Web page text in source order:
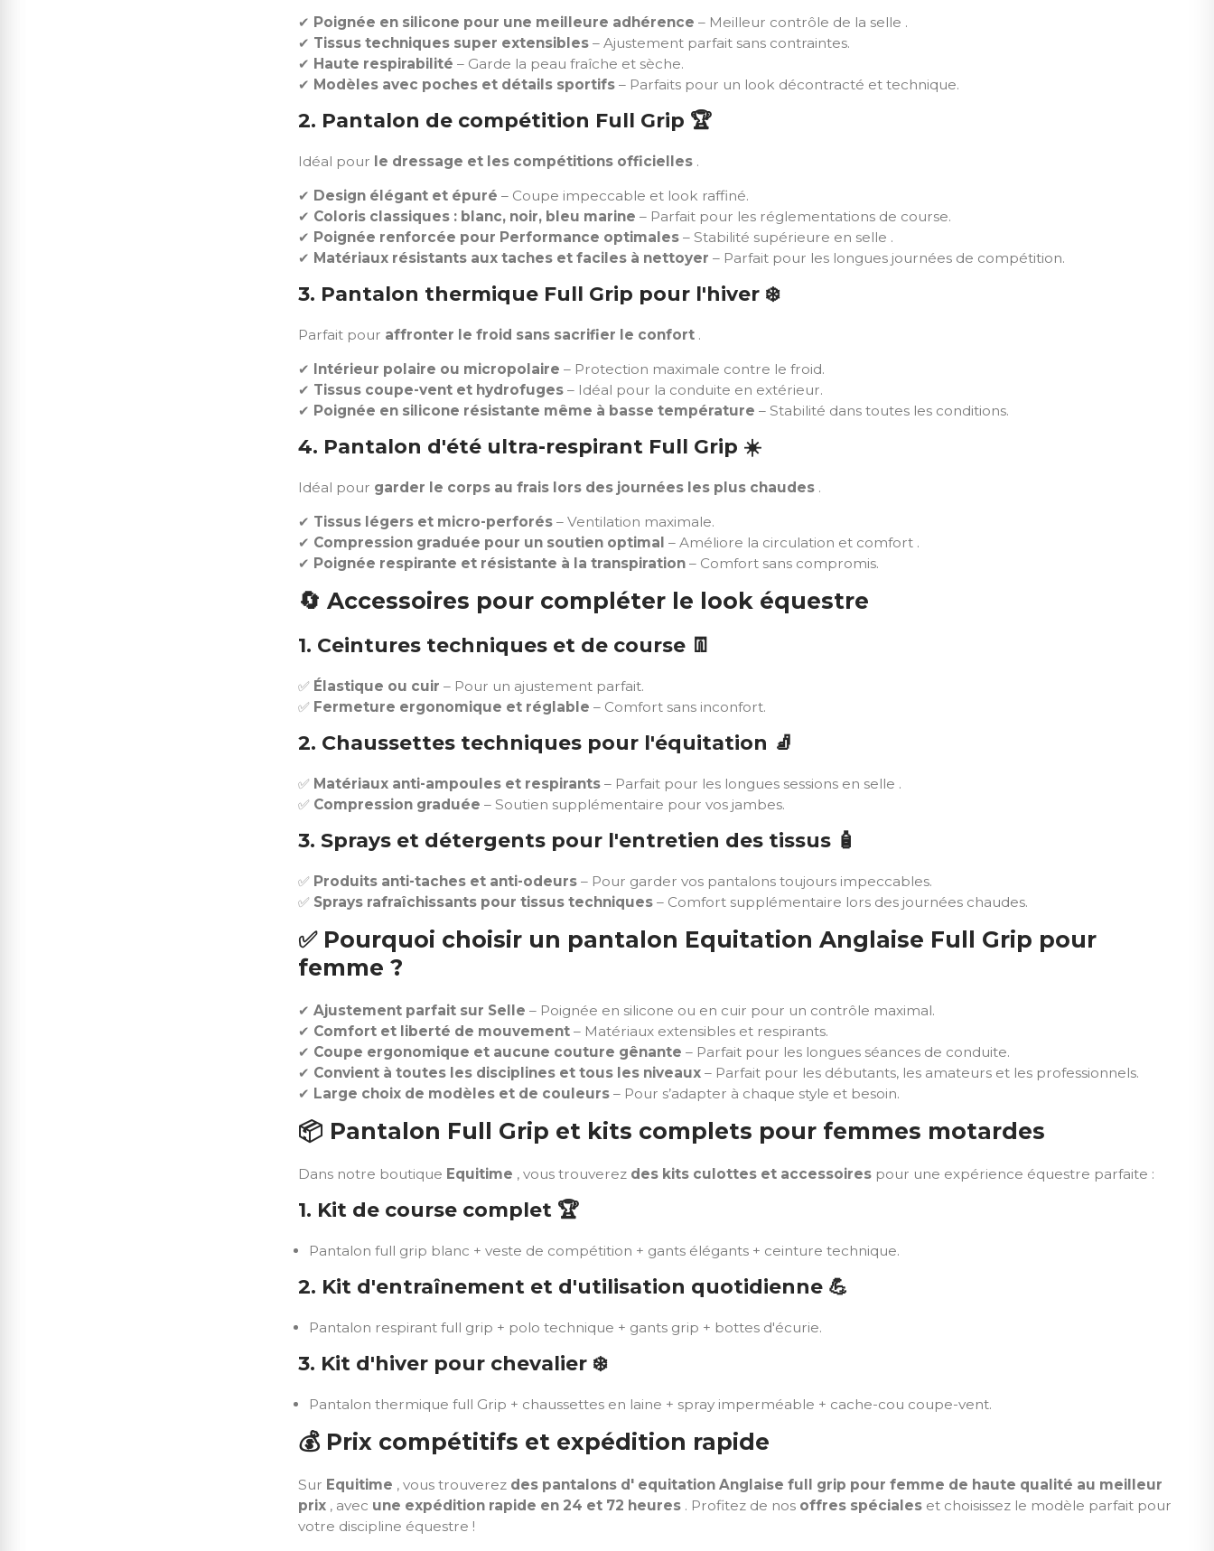
✔ Poignée en silicone pour une meilleure adhérence – Meilleur contrôle de la selle .
✔ Tissus techniques super extensibles – Ajustement parfait sans contraintes.
✔ Haute respirabilité – Garde la peau fraîche et sèche.
✔ Modèles avec poches et détails sportifs – Parfaits pour un look décontracté et technique.
2. Pantalon de compétition Full Grip 🏆
Idéal pour le dressage et les compétitions officielles .
✔ Design élégant et épuré – Coupe impeccable et look raffiné.
✔ Coloris classiques : blanc, noir, bleu marine – Parfait pour les réglementations de course.
✔ Poignée renforcée pour Performance optimales – Stabilité supérieure en selle .
✔ Matériaux résistants aux taches et faciles à nettoyer – Parfait pour les longues journées de compétition.
3. Pantalon thermique Full Grip pour l'hiver ❄️
Parfait pour affronter le froid sans sacrifier le confort .
✔ Intérieur polaire ou micropolaire – Protection maximale contre le froid.
✔ Tissus coupe-vent et hydrofuges – Idéal pour la conduite en extérieur.
✔ Poignée en silicone résistante même à basse température – Stabilité dans toutes les conditions.
4. Pantalon d'été ultra-respirant Full Grip ☀️
Idéal pour garder le corps au frais lors des journées les plus chaudes .
✔ Tissus légers et micro-perforés – Ventilation maximale.
✔ Compression graduée pour un soutien optimal – Améliore la circulation et comfort .
✔ Poignée respirante et résistante à la transpiration – Comfort sans compromis.
🔄 Accessoires pour compléter le look équestre
1. Ceintures techniques et de course 👖
✅ Élastique ou cuir – Pour un ajustement parfait.
✅ Fermeture ergonomique et réglable – Comfort sans inconfort.
2. Chaussettes techniques pour l'équitation 🧦
✅ Matériaux anti-ampoules et respirants – Parfait pour les longues sessions en selle .
✅ Compression graduée – Soutien supplémentaire pour vos jambes.
3. Sprays et détergents pour l'entretien des tissus 🧴
✅ Produits anti-taches et anti-odeurs – Pour garder vos pantalons toujours impeccables.
✅ Sprays rafraîchissants pour tissus techniques – Comfort supplémentaire lors des journées chaudes.
✅ Pourquoi choisir un pantalon Equitation Anglaise Full Grip pour
femme ?
✔ Ajustement parfait sur Selle – Poignée en silicone ou en cuir pour un contrôle maximal.
✔ Comfort et liberté de mouvement – Matériaux extensibles et respirants.
✔ Coupe ergonomique et aucune couture gênante – Parfait pour les longues séances de conduite.
✔ Convient à toutes les disciplines et tous les niveaux – Parfait pour les débutants, les amateurs et les professionnels.
✔ Large choix de modèles et de couleurs – Pour s’adapter à chaque style et besoin.
📦 Pantalon Full Grip et kits complets pour femmes motardes
Dans notre boutique Equitime , vous trouverez des kits culottes et accessoires pour une expérience équestre parfaite :
1. Kit de course complet 🏆
Pantalon full grip blanc + veste de compétition + gants élégants + ceinture technique.
2. Kit d'entraînement et d'utilisation quotidienne 💪
Pantalon respirant full grip + polo technique + gants grip + bottes d'écurie.
3. Kit d'hiver pour chevalier ❄️
Pantalon thermique full Grip + chaussettes en laine + spray imperméable + cache-cou coupe-vent.
💰 Prix compétitifs et expédition rapide
Sur Equitime , vous trouverez des pantalons d' equitation Anglaise full grip pour femme de haute qualité au meilleur
prix , avec une expédition rapide en 24 et 72 heures . Profitez de nos offres spéciales et choisissez le modèle parfait pour
votre discipline équestre !